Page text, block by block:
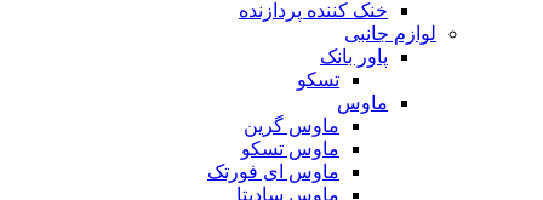
خنک کننده پردازنده
لوازم جانبی
پاور بانک
تسکو
ماوس
ماوس گرین
ماوس تسکو
ماوس ای فورتک
ماوس سادیتا